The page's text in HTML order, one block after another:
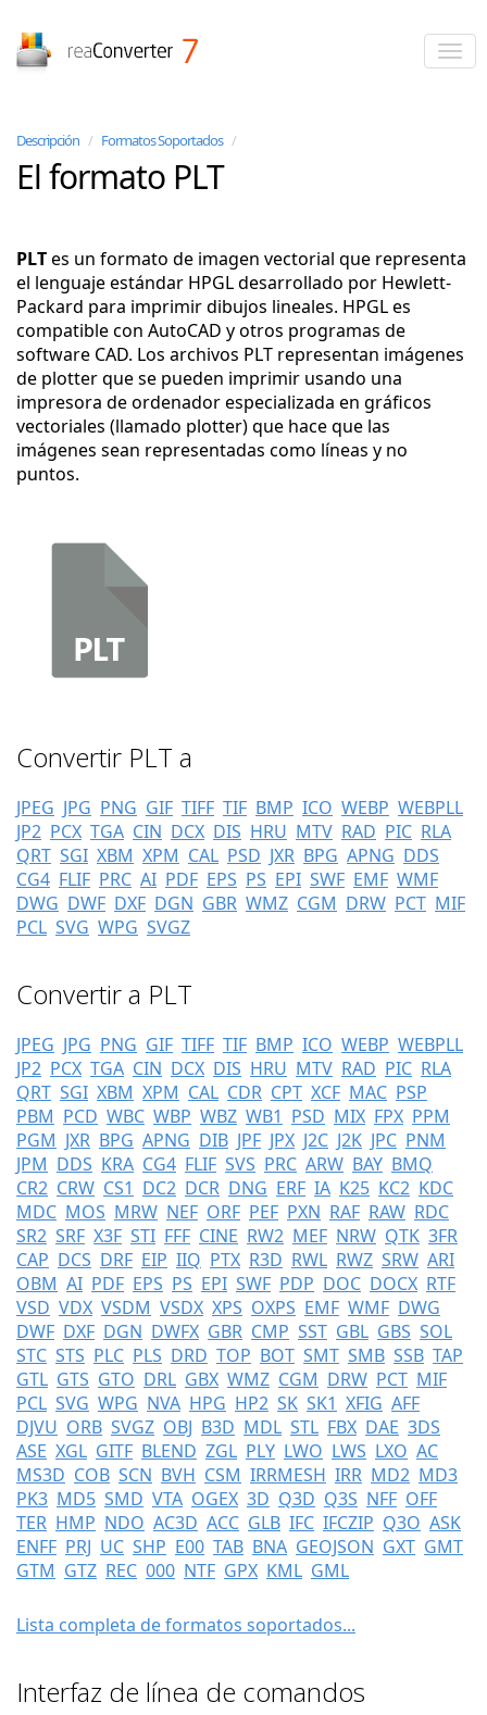
Descripción / Formatos Soportados /
El formato PLT
PLTes un formato de imagen vectorial que representa
el lenguaje estándar HPGL desarrollado por Hewlett-
Packard para imprimir dibujos lineales. HPGL es
compatible con AutoCAD y otros programas de
software CAD. Los archivos PLT representan imágenes
de plotter que se pueden imprimir usando una
impresora de ordenador especializada en gráficos
vectoriales (llamado plotter) que hace que las
imágenes sean representadas como líneas y no
puntos.
Convertir PLT a
JPEG JPG PNG GIF TIFF TIF BMP ICO WEBP WEBPLL
JP2 PCX TGA CIN DCX DIS HRU MTV RAD PIC RLA
QRT SGI XBM XPM CAL PSD JXR BPG APNG DDS
CG4 FLIF PRC AI PDF EPS PS EPI SWF EMF WMF
DWG DWF DXF DGN GBR WMZ CGM DRW PCT MIF
PCL SVG WPG SVGZ
Convertir a PLT
JPEG JPG PNG GIF TIFF TIF BMP ICO WEBP WEBPLL
JP2 PCX TGA CIN DCX DIS HRU MTV RAD PIC RLA
QRT SGI XBM XPM CAL CDR CPT XCF MAC PSP
PBM PCD WBC WBP WBZ WB1 PSD MIX FPX PPM
PGM JXR BPG APNG DIB JPF JPX J2C J2K JPC PNM
JPM DDS KRA CG4 FLIF SVS PRC ARW BAY BMQ
CR2 CRW CS1 DC2 DCR DNG ERF IA K25 KC2 KDC
MDC MOS MRW NEF ORF PEF PXN RAF RAW RDC
SR2 SRF X3F STI FFF CINE RW2 MEF NRW QTK 3FR
CAP DCS DRF EIP IIQ PTX R3D RWL RWZ SRW ARI
OBM AI PDF EPS PS EPI SWF PDP DOC DOCX RTF
VSD VDX VSDM VSDX XPS OXPS EMF WMF DWG
DWF DXF DGN DWFX GBR CMP SST GBL GBS SOL
STC STS PLC PLS DRD TOP BOT SMT SMB SSB TAP
GTL GTS GTO DRL GBX WMZ CGM DRW PCT MIF
PCL SVG WPG NVA HPG HP2 SK SK1 XFIG AFF
DJVU ORB SVGZ OBJ B3D MDL STL FBX DAE 3DS
ASE XGL GITF BLEND ZGL PLY LWO LWS LXO AC
MS3D COB SCN BVH CSM IRRMESH IRR MD2 MD3
PK3 MD5 SMD VTA OGEX 3D Q3D Q3S NFF OFF
TER HMP NDO AC3D ACC GLB IFC IFCZIP Q3O ASK
ENFF PRJ UC SHP E00 TAB BNA GEOJSON GXT GMT
GTM GTZ REC 000 NTF GPX KML GML
Lista completa de formatos soportados...
Interfaz de línea de comandos